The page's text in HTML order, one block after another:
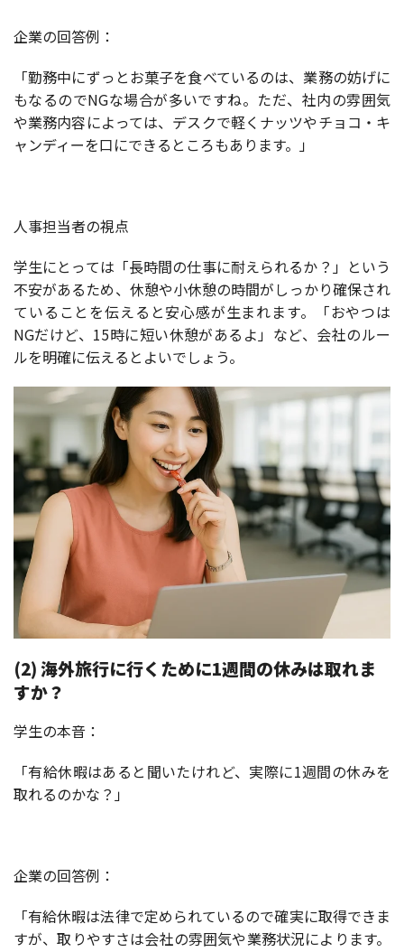
企業の回答例：
「勤務中にずっとお菓子を食べているのは、業務の妨げに
もなるのでNGな場合が多いですね。ただ、社内の雰囲気
や業務内容によっては、デスクで軽くナッツやチョコ・キ
ャンディーを口にできるところもあります。」
人事担当者の視点
学生にとっては「長時間の仕事に耐えられるか？」という
不安があるため、休憩や小休憩の時間がしっかり確保され
ていることを伝えると安心感が生まれます。「おやつは
NGだけど、15時に短い休憩があるよ」など、会社のルー
ルを明確に伝えるとよいでしょう。
(2) 海外旅行に行くために1週間の休みは取れま
すか？
学生の本音：
「有給休暇はあると聞いたけれど、実際に1週間の休みを
取れるのかな？」
企業の回答例：
「有給休暇は法律で定められているので確実に取得できま
すが、取りやすさは会社の雰囲気や業務状況によります。